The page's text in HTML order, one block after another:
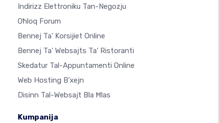
Indirizz Elettroniku Tan-Negozju
Oħloq Forum
Bennej Ta' Korsijiet Online
Bennej Ta' Websajts Ta' Ristoranti
Skedatur Tal-Appuntamenti Online
Web Hosting B'xejn
Disinn Tal-Websajt Bla Ħlas
Kumpanija